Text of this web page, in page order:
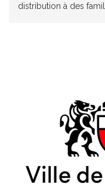
distribution à des